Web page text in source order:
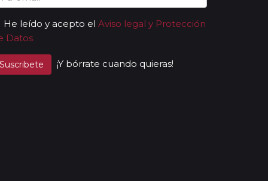
He leído y acepto el Aviso legal y Protección
Datos
Suscribete ¡Y bórrate cuando quieras!